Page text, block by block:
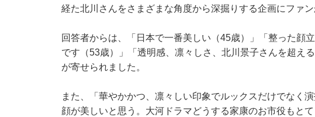
経た北川さんをさまざまな角度から深掘りする企画にファ
回答者からは、「日本で一番美しい（45歳）」「整った顔
です（53歳）」「透明感、凛々しさ、北川景子さんを超え
が寄せられました。
また、「華やかかつ、凛々しい印象でルックスだけでなく
顔が美しいと思う。大河ドラマどうする家康のお市役もと